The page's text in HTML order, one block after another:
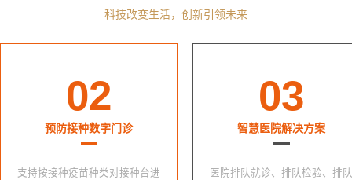
科技改变生活，创新引领未来
02
预防接种数字门诊
支持按接种疫苗种类对接种台进
03
智慧医院解决方案
医院排队就诊、排队检验、排队